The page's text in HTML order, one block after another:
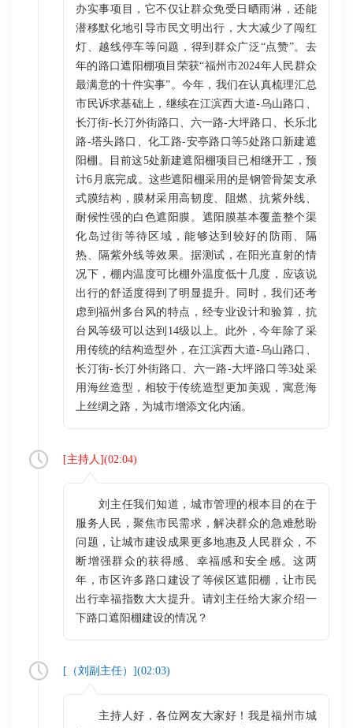
办实事项目，它不仅让群众免受日晒雨淋，还能
潜移默化地引导市民文明出行，大大减少了闯红
灯、越线停车等问题，得到群众广泛“点赞”。去
年的路口遮阳棚项目荣获“福州市2024年人民群众
最满意的十件实事”。今年，我们在认真梳理汇总
市民诉求基础上，继续在江滨西大道-乌山路口、
长汀街-长汀外街路口、六一路-大坪路口、长乐北
路-塔头路口、化工路-安亭路口等5处路口新建遮
阳棚。目前这5处新建遮阳棚项目已相继开工，预
计6月底完成。这些遮阳棚采用的是钢管骨架支承
式膜结构，膜材采用高韧度、阻燃、抗紫外线、
耐候性强的白色遮阳膜。遮阳膜基本覆盖整个渠
化岛过街等待区域，能够达到较好的防雨、隔
热、隔紫外线等效果。据测试，在阳光直射的情
况下，棚内温度可比棚外温度低十几度，应该说
出行的舒适度得到了明显提升。同时，我们还考
虑到福州多台风的特点，经专业设计和验算，抗
台风等级可以达到14级以上。此外，今年除了采
用传统的结构造型外，在江滨西大道-乌山路口、
长汀街-长汀外街路口、六一路-大坪路口等3处采
用海丝造型，相较于传统造型更加美观，寓意海
上丝绸之路，为城市增添文化内涵。
[主持人](02:04)
刘主任我们知道，城市管理的根本目的在于
服务人民，聚焦市民需求，解决群众的急难愁盼
问题，让城市建设成果更多地惠及人民群众，不
断增强群众的获得感、幸福感和安全感。这两
年，市区许多路口建设了等候区遮阳棚，让市民
出行幸福指数大大提升。请刘主任给大家介绍一
下路口遮阳棚建设的情况？
[（刘副主任）](02:03)
主持人好，各位网友大家好！我是福州市城